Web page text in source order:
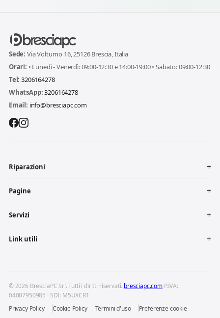
Sede: Via Volturno 16, 25126 Brescia, Italia
Orari: • Lunedì - Venerdì: 09:00-12:30 e 14:00-19:00 • Sabato: 09:00-12:30
Tel: 3206164278
WhatsApp:3206164278
Email: info@bresciapc.com
Riparazioni
Pagine
Servizi
Link utili
© 2026 BresciaPC Srl. Tutti i diritti riservati. bresciapc.com P.IVA:
04007950985 · SDI: M5UXCR1
Privacy Policy
Cookie Policy Termini d'uso Preferenze cookie